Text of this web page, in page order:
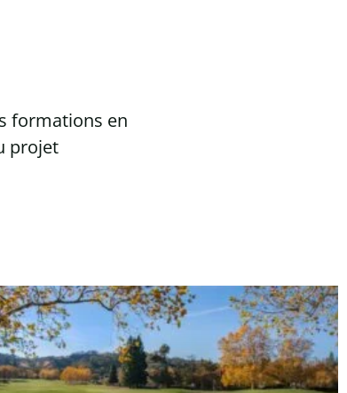
formations en
projet